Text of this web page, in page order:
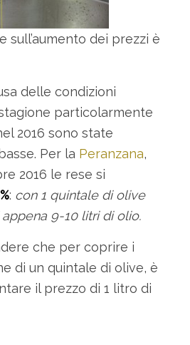
sull’aumento dei prezzi è
delle condizioni
particolarmente
2016 sono state
Per la Peranzana,
2016 le rese si
: con 1 quintale di olive
9-10 litri di olio.
che per coprire i
di un quintale di olive, è
il prezzo di 1 litro di